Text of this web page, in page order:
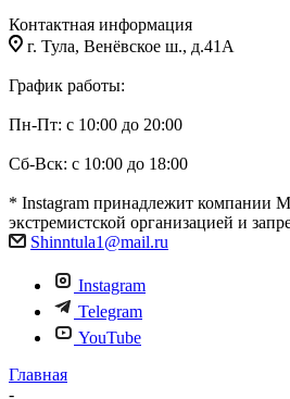
Контактная информация
г. Тула, Венёвское ш., д.41А
График работы:
Пн-Пт: с 10:00 до 20:00
Сб-Вск: с 10:00 до 18:00
* Instagram принадлежит компании
экстремистской организацией и
Shinntula1@mail.ru
Instagram
Telegram
YouTube
Главная
-